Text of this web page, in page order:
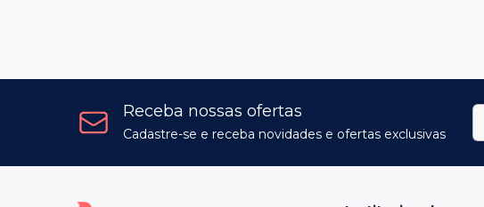
Receba nossas ofertas
Cadastre-se e receba novidades e ofertas exclusivas